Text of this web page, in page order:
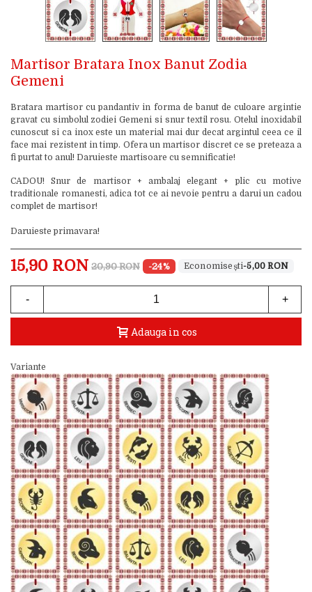
Martisor Bratara Inox Banut Zodia
Gemeni
Bratara martisor cu pandantiv in forma de banut de culoare argintie
gravat cu simbolul zodiei Gemeni si snur textil rosu. Otelul inoxidabil
cunoscut si ca inox este un material mai dur decat argintul ceea ce il
face mai rezistent in timp. Ofera un martisor discret ce se preteaza a
fi purtat to anul! Daruieste martisoare cu semnificatie!
CADOU! Snur de martisor + ambalaj elegant + plic cu motive
traditionale romanesti, adica tot ce ai nevoie pentru a darui un cadou
complet de martisor!
Daruieste primavara!
15,90 RON 20,90 RON -24% -5,00 RON
- +
Adauga in cos
Variante